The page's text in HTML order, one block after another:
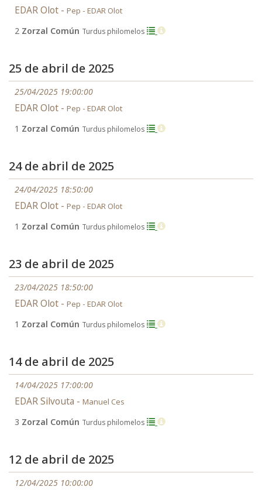
EDAR Olot - Pep - EDAR Olot
2 Zorzal Común Turdus philomelos
25 de abril de 2025
25/04/2025 19:00:00
EDAR Olot - Pep - EDAR Olot
1 Zorzal Común Turdus philomelos
24 de abril de 2025
24/04/2025 18:50:00
EDAR Olot - Pep - EDAR Olot
1 Zorzal Común Turdus philomelos
23 de abril de 2025
23/04/2025 18:50:00
EDAR Olot - Pep - EDAR Olot
1 Zorzal Común Turdus philomelos
14 de abril de 2025
14/04/2025 17:00:00
EDAR Silvouta - Manuel Ces
3 Zorzal Común Turdus philomelos
12 de abril de 2025
12/04/2025 10:00:00